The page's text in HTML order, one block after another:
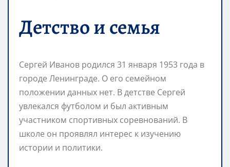
Детство и семья
Сергей Иванов родился 31 января 1953 года в
городе Ленинграде. О его семейном
положении данных нет. В детстве Сергей
увлекался футболом и был активным
участником спортивных соревнований. В
школе он проявлял интерес к изучению
истории и политики.